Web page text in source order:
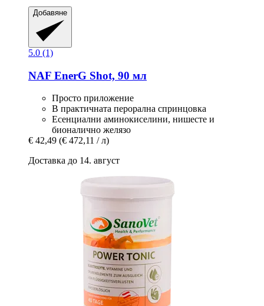
Добавяне
5.0 (1)
NAF EnerG Shot, 90 мл
Просто приложение
В практичната перорална спринцовка
Есенциални аминокиселини, нишесте и
бионалично желязо
€ 42,49 (€ 472,11 / л)
Доставка до 14. август